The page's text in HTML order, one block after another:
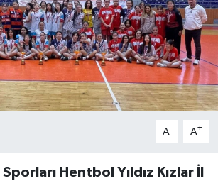
A- A+
Hentbol Yıldız Kızlar İl